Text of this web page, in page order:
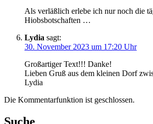
Als verläßlich erlebe ich nur noch die
Hiobsbotschaften …
Lydia sagt:
30. November 2023 um 17:20 Uhr
Großartiger Text!!! Danke!
Lieben Gruß aus dem kleinen Dorf
Lydia
Die Kommentarfunktion ist geschlossen.
Suche